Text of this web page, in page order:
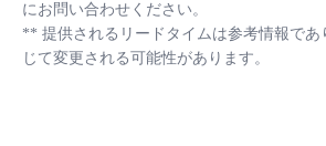
にお問い合わせください。
** 提供されるリードタイムは参考情報で
じて変更される可能性があります。